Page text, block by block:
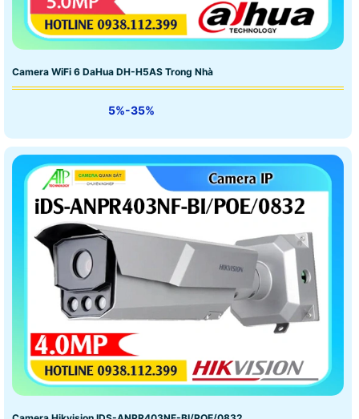
Camera WiFi 6 DaHua DH-H5AS Trong Nhà
5%-35%